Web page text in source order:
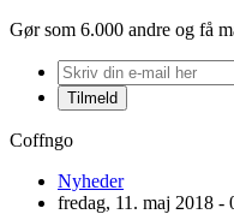
Gør som 6.000 andre og få
Coffngo
Nyheder
fredag, 11. maj 2018 -